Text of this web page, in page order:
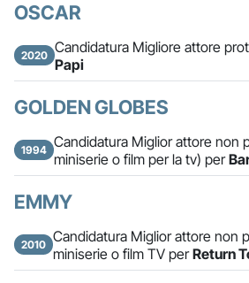
OSCAR
2020 Candidatura Migliore attore
Papi
GOLDEN GLOBES
1994 Candidatura Miglior attore non
miniserie o film per la tv) per
EMMY
2010 Candidatura Miglior attore non
miniserie o film TV perReturn